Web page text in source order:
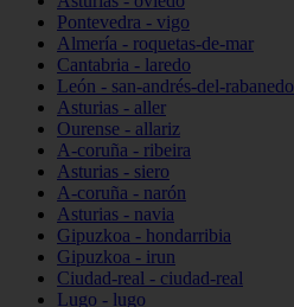
Pontevedra - vigo
Almería - roquetas-de-mar
Cantabria - laredo
León - san-andrés-del-rabanedo
Asturias - aller
Ourense - allariz
A-coruña - ribeira
Asturias - siero
A-coruña - narón
Asturias - navia
Gipuzkoa - hondarribia
Gipuzkoa - irun
Ciudad-real - ciudad-real
Lugo - lugo